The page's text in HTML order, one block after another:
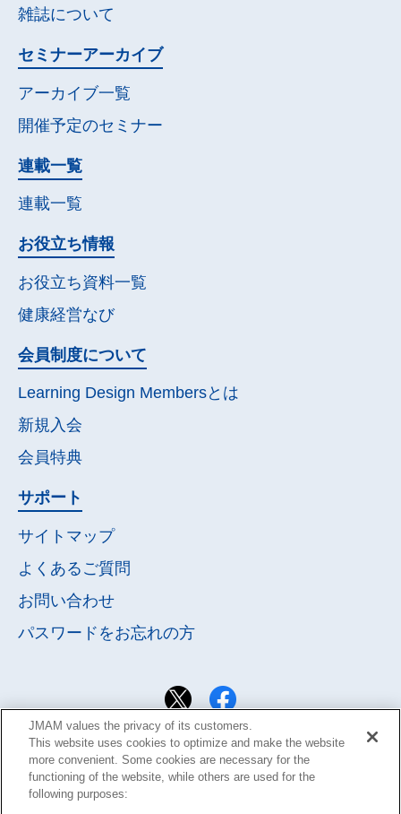
雑誌について
セミナーアーカイブ
アーカイブ一覧
開催予定のセミナー
連載一覧
連載一覧
お役立ち情報
お役立ち資料一覧
健康経営なび
会員制度について
Learning Design Membersとは
新規入会
会員特典
サポート
サイトマップ
よくあるご質問
お問い合わせ
パスワードをお忘れの方
JMAM values the privacy of its customers.
This website uses cookies to optimize and make the website
more convenient. Some cookies are necessary for the
functioning of the website, while others are used for the
following purposes: